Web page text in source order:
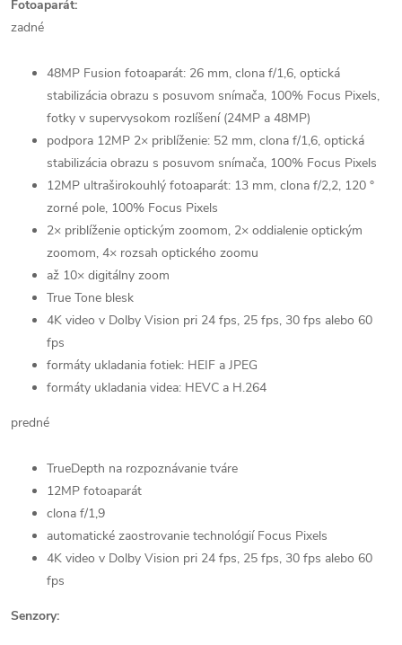
Fotoaparát:
zadné
48MP Fusion fotoaparát: 26 mm, clona f/1,6, optická
stabilizácia obrazu s posuvom snímača, 100% Focus Pixels,
fotky v supervysokom rozlíšení (24MP a 48MP)
podpora 12MP 2× priblíženie: 52 mm, clona f/1,6, optická
stabilizácia obrazu s posuvom snímača, 100% Focus Pixels
12MP ultraširokouhlý fotoaparát: 13 mm, clona f/2,2, 120 °
zorné pole, 100% Focus Pixels
2× priblíženie optickým zoomom, 2× oddialenie optickým
zoomom, 4× rozsah optického zoomu
až 10× digitálny zoom
True Tone blesk
4K video v Dolby Vision pri 24 fps, 25 fps, 30 fps alebo 60
fps
formáty ukladania fotiek: HEIF a JPEG
formáty ukladania videa: HEVC a H.264
predné
TrueDepth na rozpoznávanie tváre
12MP fotoaparát
clona f/1,9
automatické zaostrovanie technológií Focus Pixels
4K video v Dolby Vision pri 24 fps, 25 fps, 30 fps alebo 60
fps
Senzory: